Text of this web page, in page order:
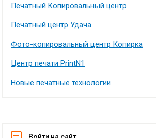
Печатный Копировальный центр
Печатный центр Удача
Фото-копировальный центр Копирка
Центр печати PrintN1
Новые печатные технологии